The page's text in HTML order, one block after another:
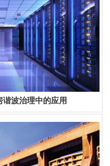
波治理中的应用